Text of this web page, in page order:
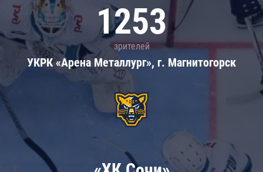
1253
зрителей
УКРК «Арена Металлург», г. Магнитогорск